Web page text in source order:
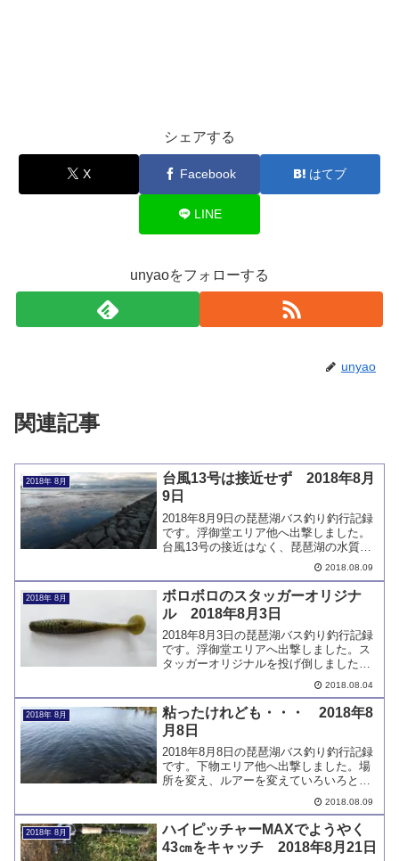
シェアする
X Facebook はてブ
LINE
unyaoをフォローする
unyao
関連記事
2018年 8月
台風13号は接近せず 2018年8月
9日
2018年8月9日の琵琶湖バス釣り釣行記録
です。浮御堂エリア他へ出撃しました。
台風13号の接近はなく、琵琶湖の水質改
善は見られません。ノーフィッシュで
2018.08.09
2018年 8月
ボロボロのスタッガーオリジナ
ル 2018年8月3日
2018年8月3日の琵琶湖バス釣り釣行記録
です。浮御堂エリアへ出撃しました。ス
タッガーオリジナルを投げ倒しました
が、バスは釣れませんでした。 2018.08.04
2018年 8月
粘ったけれども・・・ 2018年8
月8日
2018年8月8日の琵琶湖バス釣り釣行記録
です。下物エリア他へ出撃しました。場
所を変え、ルアーを変えていろいろと探
りましたが、ノーフィッシュでした。
2018.08.09
2018年 8月
ハイピッチャーMAXでようやく
43㎝をキャッチ 2018年8月21日